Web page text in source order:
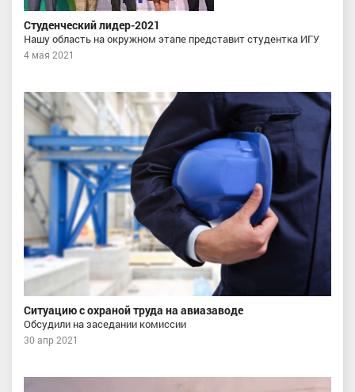
Студенческий лидер-2021
Нашу область на окружном этапе представит студентка ИГУ
4 мая 2021
Ситуацию с охраной труда на авиазаводе
Обсудили на заседании комиссии
30 апр 2021